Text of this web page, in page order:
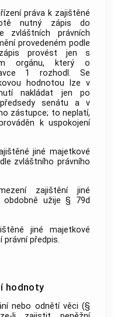
práva k zajištěné
nutný zápis do
zvláštních právních
provedeném podle
provést jen s
orgánu, který o
1 rozhodl. Se
hodnotou lze v
nakládat jen po
senátu a v
zástupce; to neplatí,
k uspokojení
jiné majetkové
zvláštního právního
zajištění jiné
užije § 79d
jiné majetkové
předpis.
hodnoty
nebo odnětí věci (§